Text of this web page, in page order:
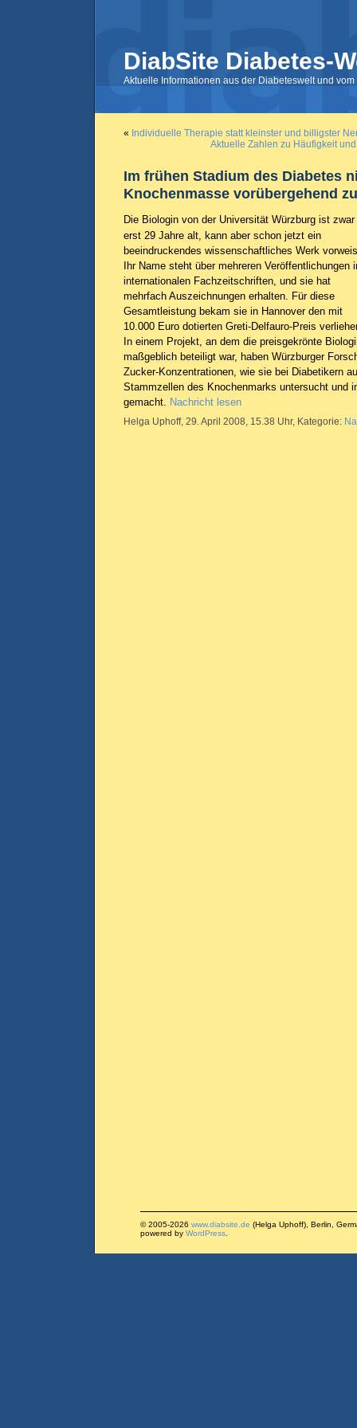
DiabSite Diabetes-
Aktuelle Informationen aus der Diabeteswelt und
« Individuelle Therapie statt kleinster und billigster
Aktuelle Zahlen zu Häufigkeit
Im frühen Stadium des Diabetes
Knochenmasse vorübergehend zu
Die Biologin von der Universität Würzburg ist zwar
erst 29 Jahre alt, kann aber schon jetzt ein
beeindruckendes wissenschaftliches Werk
Ihr Name steht über mehreren Veröffentlichungen
internationalen Fachzeitschriften, und sie hat
mehrfach Auszeichnungen erhalten. Für diese
Gesamtleistung bekam sie in Hannover den mit
10.000 Euro dotierten Greti-Delfauro-Preis
In einem Projekt, an dem die preisgekrönte
maßgeblich beteiligt war, haben Würzburger
Zucker-Konzentrationen, wie sie bei Diabetikern
Stammzellen des Knochenmarks untersucht und
gemacht. Nachricht lesen
Helga Uphoff, 29. April 2008, 15.38 Uhr, Kategorie:
© 2005-2026 www.diabsite.de (Helga Uphoff), Berlin,
powered by WordPress.